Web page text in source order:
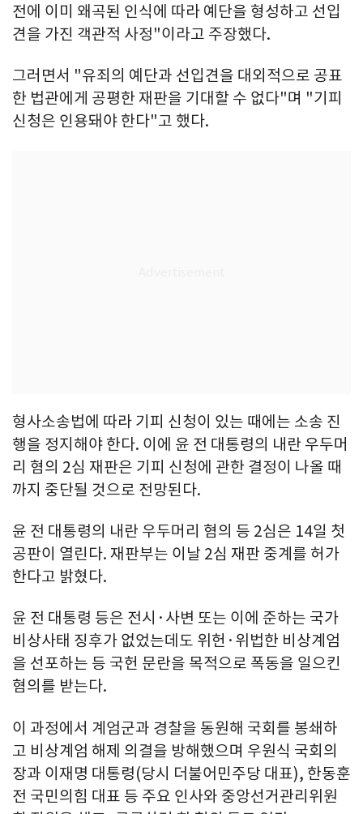
전에 이미 왜곡된 인식에 따라 예단을 형성하고 선입
견을 가진 객관적 사정"이라고 주장했다.
그러면서 "유죄의 예단과 선입견을 대외적으로 공표
한 법관에게 공평한 재판을 기대할 수 없다"며 "기피
신청은 인용돼야 한다"고 했다.
형사소송법에 따라 기피 신청이 있는 때에는 소송 진
행을 정지해야 한다. 이에 윤 전 대통령의 내란 우두머
리 혐의 2심 재판은 기피 신청에 관한 결정이 나올 때
까지 중단될 것으로 전망된다.
윤 전 대통령의 내란 우두머리 혐의 등 2심은 14일 첫
공판이 열린다. 재판부는 이날 2심 재판 중계를 허가
한다고 밝혔다.
윤 전 대통령 등은 전시·사변 또는 이에 준하는 국가
비상사태 징후가 없었는데도 위헌·위법한 비상계엄
을 선포하는 등 국헌 문란을 목적으로 폭동을 일으킨
혐의를 받는다.
이 과정에서 계엄군과 경찰을 동원해 국회를 봉쇄하
고 비상계엄 해제 의결을 방해했으며 우원식 국회의
장과 이재명 대통령(당시 더불어민주당 대표), 한동훈
전 국민의힘 대표 등 주요 인사와 중앙선거관리위원